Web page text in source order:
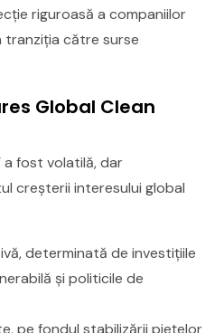
riguroasă a companiilor
tranziția către surse
Global Clean
a fost volatilă, dar
creșterii interesului global
determinată de investițiile
și politicile de
pe fondul stabilizării piețelor